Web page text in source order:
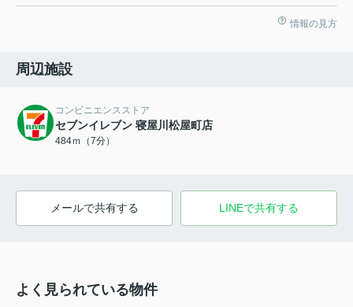
情報の見方
周辺施設
コンビニエンスストア
セブンイレブン 寝屋川松屋町店
484ｍ（7分）
メールで共有する LINEで共有する
よく見られている物件